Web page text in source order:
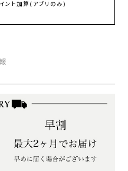
ント加算(アプリのみ)